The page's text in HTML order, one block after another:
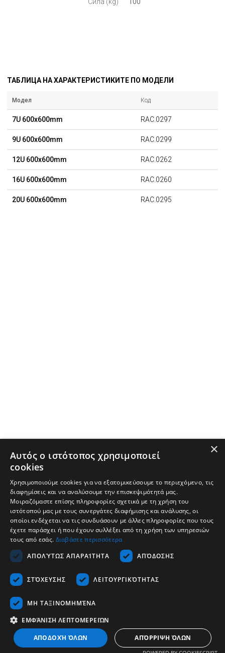
ТАБЛИЦА НА ХАРАКТЕРИСТИКИТЕ ПО МОДЕЛИ
Модел Код
7U 600x600mm RAC.0297
9U 600x600mm RAC.0299
12U 600x600mm RAC.0262
16U 600x600mm RAC.0260
20U 600x600mm RAC.0295
Компания
Кариера
Български
Copyrights © 2026 - Tescom Hellas SA
×
Αυτός ο ιστότοπος χρησιμοποιεί
cookies
Χρησιμοποιούμε cookies για να εξατομικεύσουμε το περιεχόμενο, τις
διαφημίσεις και να αναλύσουμε την επισκεψιμότητά μας.
Μοιραζόμαστε επίσης πληροφορίες σχετικά με τη χρήση του
ιστότοπού μας με τους συνεργάτες διαφήμισης και ανάλυσης, οι
οποίοι ενδέχεται να τις συνδυάσουν με άλλες πληροφορίες που τους
έχετε παράσχει ή που έχουν συλλέξει από τη χρήση των υπηρεσιών
τους από εσάς. Διαβάστε περισσότερα
ΑΠΟΛΎΤΩΣ ΑΠΑΡΑΊΤΗΤΑ
ΑΠΌΔΟΣΗΣ
ΣΤΌΧΕΥΣΗΣ ΛΕΙΤΟΥΡΓΙΚΌΤΗΤΑΣ
ΜΗ ΤΑΞΙΝΟΜΗΜΈΝΑ
ΕΜΦΆΝΙΣΗ ΛΕΠΤΟΜΕΡΕΙΏΝ
ΑΠΟΔΟΧΉ ΌΛΩΝ ΑΠΌΡΡΙΨΗ ΌΛΩΝ